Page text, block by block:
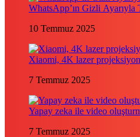
WhatsApp’ın Gizli Ayarıyla
10 Temmuz 2025
Xiaomi, 4K lazer
7 Temmuz 2025
Yapay zeka ile video
7 Temmuz 2025